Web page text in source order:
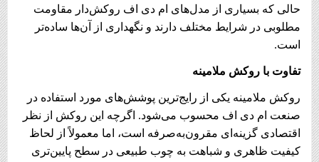
حالی که بسیاری از مدل‌های ام دی اف روکش‌دار مقاومت
مطلوبی در شرایط مختلف دارند و نگهداری از آن‌ها ساده‌تر
است.
تفاوت با روکش ملامینه
روکش ملامینه یکی از رایج‌ترین پوشش‌های مورد استفاده در
صنعت ام دی اف محسوب می‌شود. اگرچه این روکش از نظر
اقتصادی گزینه‌ای مقرون‌به‌صرفه است، اما معمولاً از لحاظ
کیفیت ظاهری و شباهت به چوب طبیعی در سطح پایین‌تری